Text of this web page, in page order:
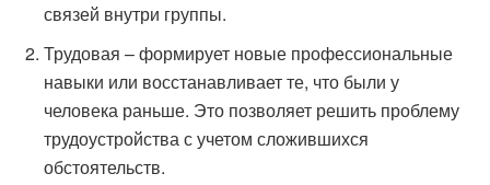
связей внутри группы.
Трудовая – формирует новые профессиональные
навыки или восстанавливает те, что были у
человека раньше. Это позволяет решить проблему
трудоустройства с учетом сложившихся
обстоятельств.